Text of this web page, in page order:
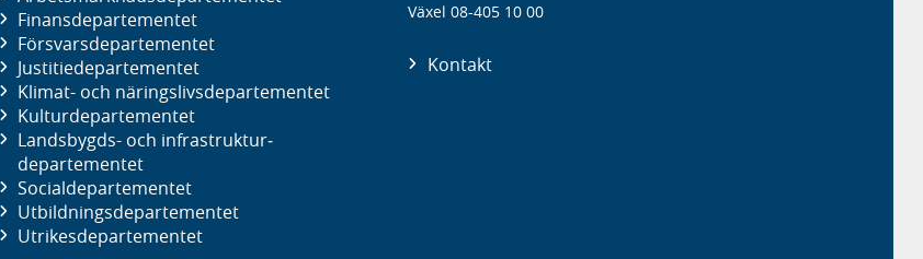
Finans­departementet
Försvars­departementet
Justitie­departementet
Klimat- och näringslivs­departementet
Kultur­departementet
Landsbygds- och infrastruktur­
departementet
Social­departementet
Utbildnings­departementet
Utrikes­departementet
Växel 08-405 10 00
Kontakt